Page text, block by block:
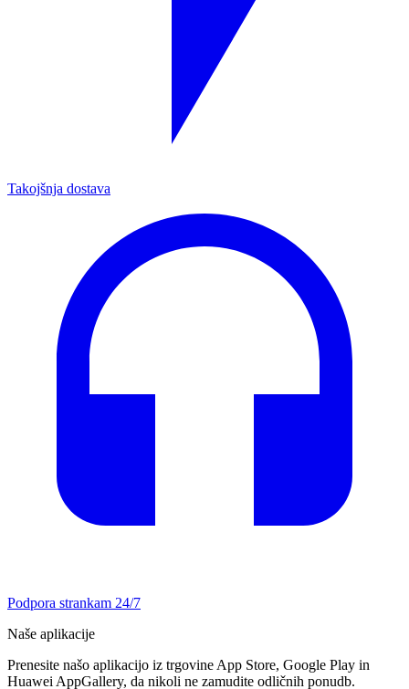
Takojšnja dostava
Podpora strankam 24/7
Naše aplikacije
Prenesite našo aplikacijo iz trgovine App Store, Google Play in
Huawei AppGallery, da nikoli ne zamudite odličnih ponudb.